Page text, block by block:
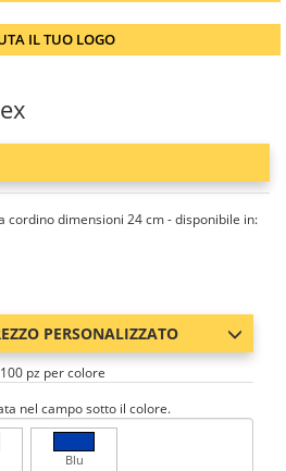
IL TUO LOGO
cordino dimensioni 24 cm - disponibile in:
PERSONALIZZATO
pz per colore
nel campo sotto il colore.
Blu